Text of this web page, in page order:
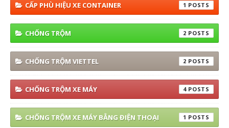
CẤP PHÙ HIỆU XE CONTAINER 1
CHỐNG TRỘM 2
CHỐNG TRỘM VIETTEL 2
CHỐNG TRỘM XE MÁY 4
CHỐNG TRỘM XE MÁY BẰNG ĐIỆN THOẠI 1